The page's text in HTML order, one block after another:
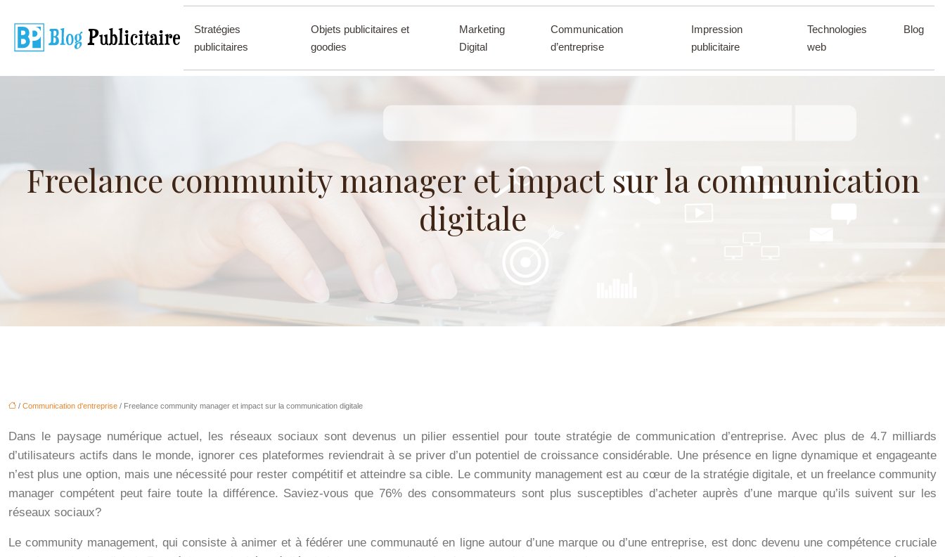
Stratégies
publicitaires
Objets publicitaires et
goodies
Marketing
Digital
Communication
d’entreprise
Impression
publicitaire
Technologies
web
Blog
Freelance community manager et impact sur la communication
digitale
/ Communication d'entreprise / Freelance community manager et impact sur la communication digitale
Dans le paysage numérique actuel, les réseaux sociaux sont devenus un pilier essentiel pour toute stratégie de communication d’entreprise. Avec plus de 4.7 milliards
d’utilisateurs actifs dans le monde, ignorer ces plateformes reviendrait à se priver d’un potentiel de croissance considérable. Une présence en ligne dynamique et engageante
n’est plus une option, mais une nécessité pour rester compétitif et atteindre sa cible. Le community management est au cœur de la stratégie digitale, et un freelance community
manager compétent peut faire toute la différence. Saviez-vous que 76% des consommateurs sont plus susceptibles d’acheter auprès d’une marque qu’ils suivent sur les
réseaux sociaux?
Le community management, qui consiste à animer et à fédérer une communauté en ligne autour d’une marque ou d’une entreprise, est donc devenu une compétence cruciale